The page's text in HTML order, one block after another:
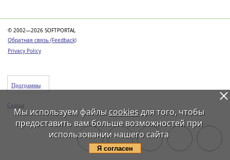
© 2002—2026 SOFTPORTAL
Обратная связь (Feedback)
Privacy Policy
Программы
Статьи
Мы используем файлы cookiesдля того, чтобы
предоставить вам больше возможностей при
использовании нашего сайта